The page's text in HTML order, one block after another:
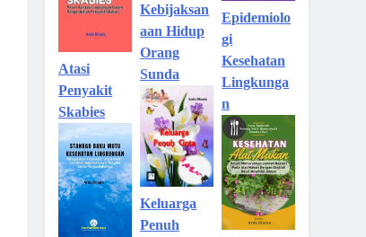
Atasi
Penyakit
Skabies
Kebijaksan
aan Hidup
Orang
Sunda
Keluarga
Penuh
Epidemiolo
gi
Kesehatan
Lingkunga
n